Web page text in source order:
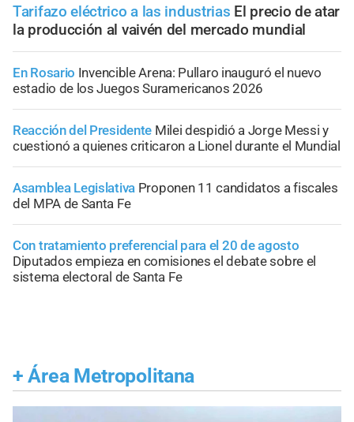
Tarifazo eléctrico a las industrias El precio de atar
la producción al vaivén del mercado mundial
En Rosario Invencible Arena: Pullaro inauguró el nuevo
estadio de los Juegos Suramericanos 2026
Reacción del Presidente Milei despidió a Jorge Messi y
cuestionó a quienes criticaron a Lionel durante el Mundial
Asamblea Legislativa Proponen 11 candidatos a fiscales
del MPA de Santa Fe
Con tratamiento preferencial para el 20 de agosto
Diputados empieza en comisiones el debate sobre el
sistema electoral de Santa Fe
+ Área Metropolitana